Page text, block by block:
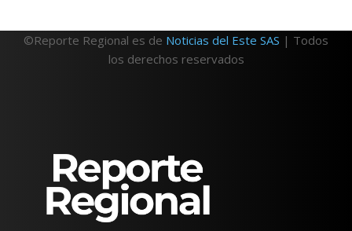
©Reporte Regional es de Noticias del Este SAS | Todos
los derechos reservados